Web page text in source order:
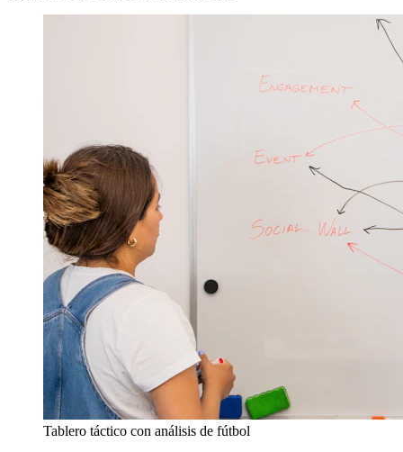
Tablero táctico con análisis de fútbol